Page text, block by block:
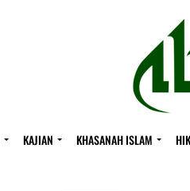
KAJIAN KHASANAH ISLAM